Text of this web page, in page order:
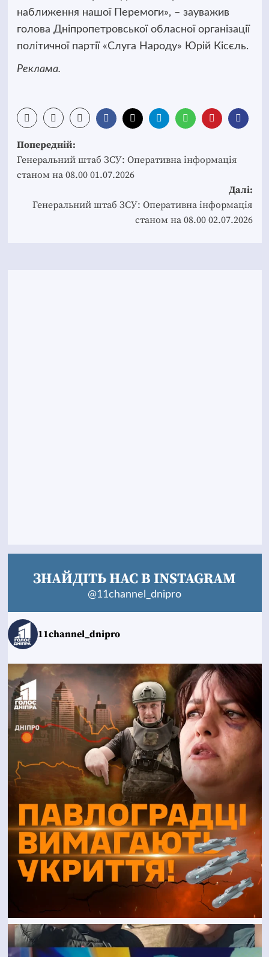
наближення нашої Перемоги», – зауважив
голова Дніпропетровської обласної організації
політичної партії «Слуга Народу» Юрій Кісєль.
Реклама.
Post
navigation
Попередній:
Генеральний штаб ЗСУ: Оперативна інформація
станом на 08.00 01.07.2026
Далі:
Генеральний штаб ЗСУ: Оперативна інформація
станом на 08.00 02.07.2026
ЗНАЙДІТЬ НАС В INSTAGRAM
@11channel_dnipro
11channel_dnipro